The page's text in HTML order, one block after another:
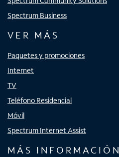
Spectrum Business
VER MÁS
Paquetes y promociones
Internet
TV
Teléfono Residencial
Móvil
Spectrum Internet Assist
MÁS INFORMACIÓN